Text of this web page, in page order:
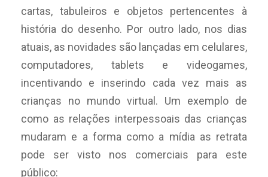
cartas, tabuleiros e objetos pertencentes à
história do desenho. Por outro lado, nos dias
atuais, as novidades são lançadas em celulares,
computadores, tablets e videogames,
incentivando e inserindo cada vez mais as
crianças no mundo virtual. Um exemplo de
como as relações interpessoais das crianças
mudaram e a forma como a mídia as retrata
pode ser visto nos comerciais para este
público: